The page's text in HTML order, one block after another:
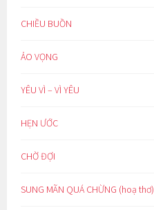
CHIỀU BUỒN
ẢO VỌNG
YÊU VÌ – VÌ YÊU
HẸN ƯỚC
CHỜ ĐỢI
SUNG MÃN QUÁ CHỪNG (hoạ thơ)